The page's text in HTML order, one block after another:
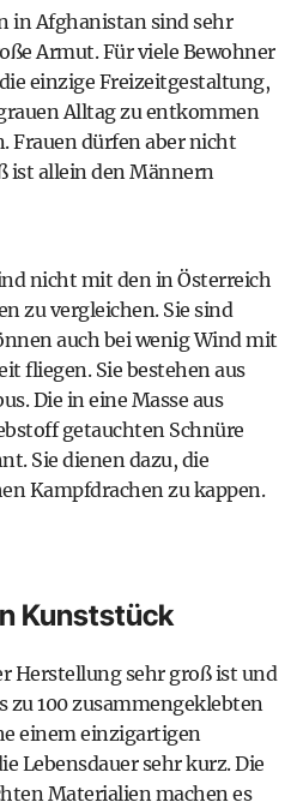
in Afghanistan sind sehr
Armut. Für viele Bewohner
einzige Freizeitgestaltung,
Alltag zu entkommen
Frauen dürfen aber nicht
ist allein den Männern
nicht mit den in Österreich
zu vergleichen. Sie sind
auch bei wenig Wind mit
fliegen. Sie bestehen aus
Die in eine Masse aus
getauchten Schnüre
Sie dienen dazu, die
Kampfdrachen zu kappen.
Kunststück
Herstellung sehr groß ist und
zu 100 zusammengeklebten
einem einzigartigen
Lebensdauer sehr kurz. Die
Materialien machen es